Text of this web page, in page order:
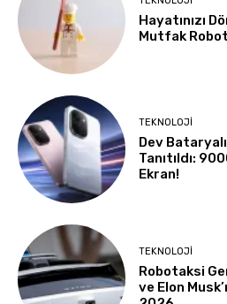
Hayatınızı
Mutfak
TEKNOLOJI
Dev
Tanıtıldı:
Ekran!
TEKNOLOJI
Robotaksi
ve Elon